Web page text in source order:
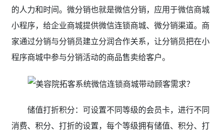
的人力和时间。微分销也就是微信分销，应用于微信商城
小程序，给企业商城提供微信连锁商城、微分销渠道。商
家通过分销与分销员建立分润合作关系，让分销员把在小
程序商城中参与分销活动的商品售卖给客户。
储值打折积分：可设置不同等级的会员卡，进行不同
消费、积分、打折的设置，每个等级拥有储值、积分、打